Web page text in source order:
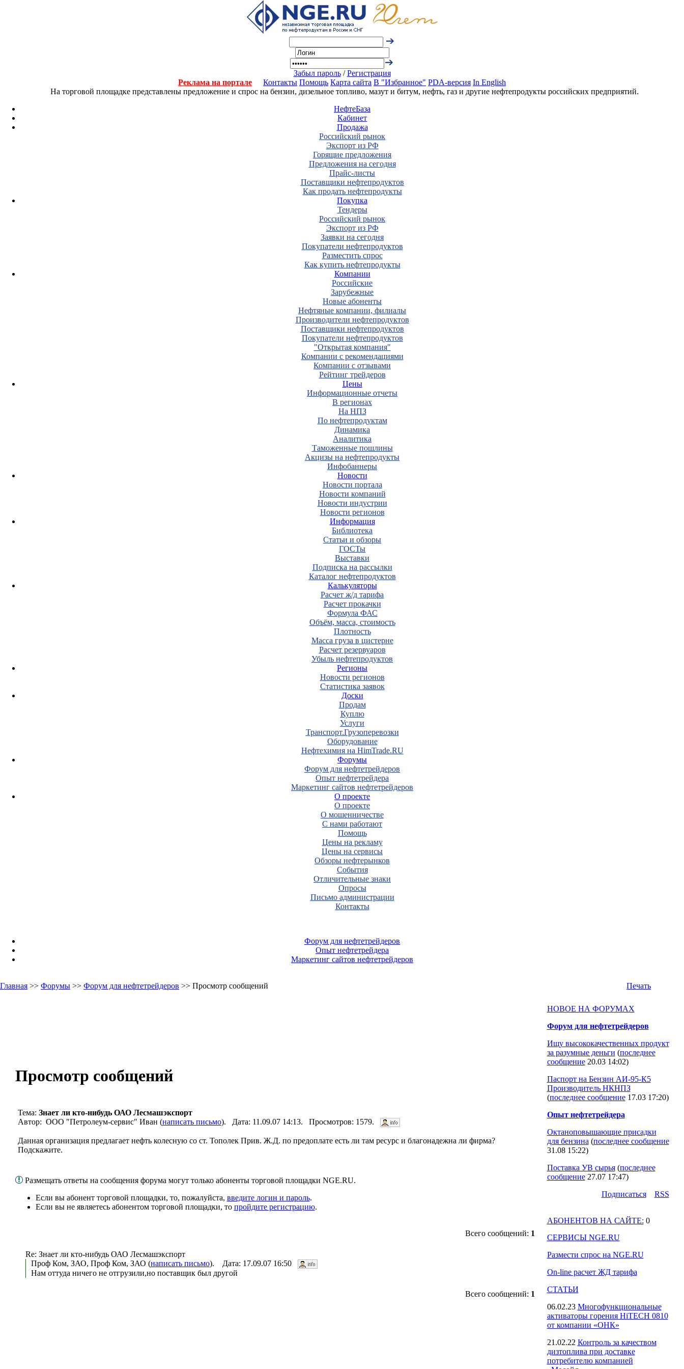
Забыл пароль/Регистрация
Реклама на портале
Контакты Помощь Карта сайта В "Избранное" PDA-версия In English
На торговой площадке представлены предложение и спрос на бензин, дизельное топливо, мазут и битум, нефть, газ и другие нефтепродукты российских предприятий.
НефтеБаза
Кабинет
Продажа
Российский рынок
Экспорт из РФ
Горящие предложения
Предложения на сегодня
Прайс-листы
Поставщики нефтепродуктов
Как продать нефтепродукты
Покупка
Тендеры
Российский рынок
Экспорт из РФ
Заявки на сегодня
Покупатели нефтепродуктов
Разместить спрос
Как купить нефтепродукты
Компании
Российские
Зарубежные
Новые абоненты
Нефтяные компании, филиалы
Производители нефтепродуктов
Поставщики нефтепродуктов
Покупатели нефтепродуктов
"Открытая компания"
Компании с рекомендациями
Компании с отзывами
Рейтинг трейдеров
Цены
Информационные отчеты
В регионах
На НПЗ
По нефтепродуктам
Динамика
Аналитика
Таможенные пошлины
Акцизы на нефтепродукты
Инфобаннеры
Новости
Новости портала
Новости компаний
Новости индустрии
Новости регионов
Информация
Библиотека
Статьи и обзоры
ГОСТы
Выставки
Подписка на рассылки
Каталог нефтепродуктов
Калькуляторы
Расчет ж/д тарифа
Расчет прокачки
Формула ФАС
Объём, масса, стоимость
Плотность
Масса груза в цистерне
Расчет резервуаров
Убыль нефтепродуктов
Регионы
Новости регионов
Статистика заявок
Доски
Продам
Куплю
Услуги
Транспорт.Грузоперевозки
Оборудование
Нефтехимия на HimTrade.RU
Форумы
Форум для нефтетрейдеров
Опыт нефтетрейдера
Маркетинг сайтов нефтетрейдеров
О проекте
О проекте
О мошенничестве
С нами работают
Помощь
Цены на рекламу
Цены на сервисы
Обзоры нефтерынков
События
Отличительные знаки
Опросы
Письмо администрации
Контакты
Форум для нефтетрейдеров
Опыт нефтетрейдера
Маркетинг сайтов нефтетрейдеров
Главная >> Форумы >> Форум для нефтетрейдеров >> Просмотр сообщений Печать
Просмотр сообщений
Тема: Знает ли кто-нибудь ОАО Лесмашэкспорт
Автор: ООО "Петролеум-сервис" Иван (написать письмо). Дата: 11.09.07 14:13. Просмотров: 1579.
Данная организация предлагает нефть колесную со ст. Тополек Прив. Ж.Д. по предоплате есть ли там ресурс и благонадежна ли фирма?
Подскажите.
Размещать ответы на сообщения форума могут только абоненты торговой площадки NGE.RU.
Если вы абонент торговой площадки, то, пожалуйста, введите логин и пароль.
Если вы не являетесь абонентом торговой площадки, то пройдите регистрацию.
Всего сообщений: 1
Re: Знает ли кто-нибудь ОАО Лесмашэкспорт
Проф Ком, ЗАО, Проф Ком, ЗАО (написать письмо). Дата: 17.09.07 16:50
Нам оттуда ничего не отгрузили,но поставщик был другой
Всего сообщений: 1
НОВОЕ НА ФОРУМАХ
Форум для нефтетрейдеров
Ищу высококачественных продукт
за разумные деньги (последнее
сообщение 20.03 14:02)
Паспорт на Бензин АИ-95-К5
Производитель НКНПЗ
(последнее сообщение 17.03 17:20)
Опыт нефтетрейдера
Октаноповышающие присадки
для бензина (последнее сообщение
31.08 15:22)
Поставка УВ сырья(последнее
сообщение 27.07 17:47)
Подпиcаться
RSS
АБОНЕНТОВ НА САЙТЕ: 0
СЕРВИСЫ NGE.RU
Размести спрос на NGE.RU
On-line расчет ЖД тарифа
СТАТЬИ
06.02.23 Многофункциональные
активаторы горения HiTECH 0810
от компании «ОНК»
21.02.22 Контроль за качеством
дизтоплива при доставке
потребителю компанией